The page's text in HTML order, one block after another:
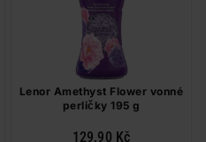
Lenor Amethyst Flower vonné
perličky 195 g
129,90 Kč